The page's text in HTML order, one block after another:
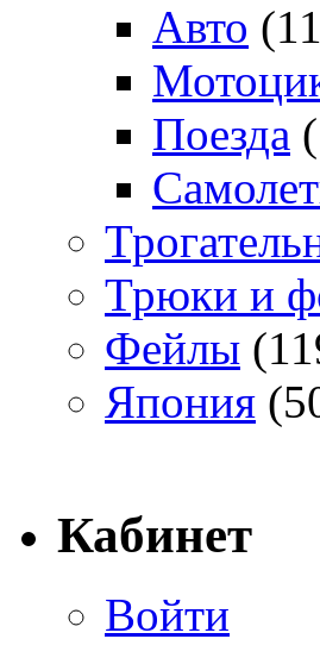
Авто
Поезда
Трюки и
Фейлы
Япония
Кабинет
Войти